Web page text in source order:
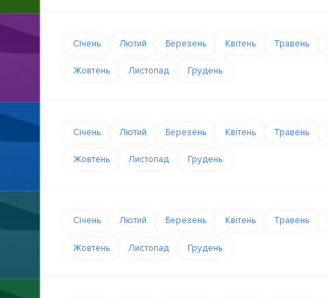
Січень Лютий Березень Квітень Травень
Жовтень Листопад Грудень
Січень Лютий Березень Квітень Травень
Жовтень Листопад Грудень
Січень Лютий Березень Квітень Травень
Жовтень Листопад Грудень